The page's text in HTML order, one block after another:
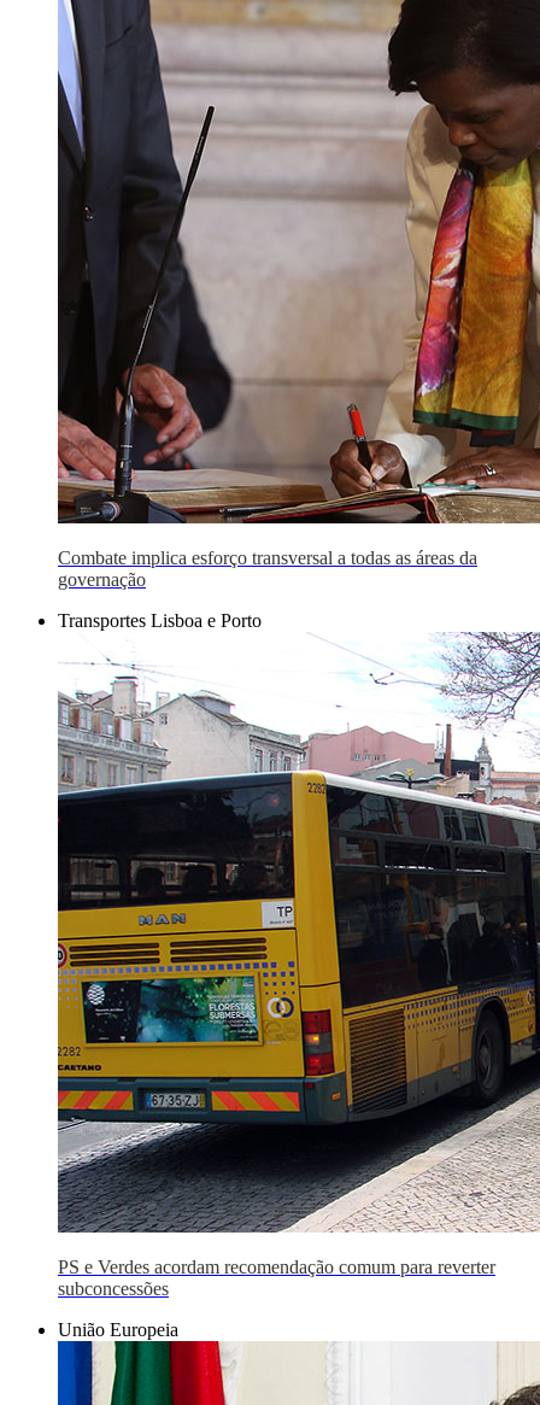
Combate implica esforço transversal a todas as áreas da
governação
Transportes Lisboa e Porto
PS e Verdes acordam recomendação comum para reverter
subconcessões
União Europeia